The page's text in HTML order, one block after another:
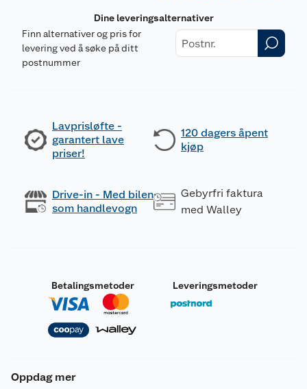
Dine leveringsalternativer
Finn alternativer og pris for
levering ved å søke på ditt
postnummer
Lavprisløfte -
garantert lave
priser!
120 dagers åpent
kjøp
Drive-in - Med bilen
som handlevogn
Gebyrfri faktura
med Walley
Betalingsmetoder Leveringsmetoder
Oppdag mer